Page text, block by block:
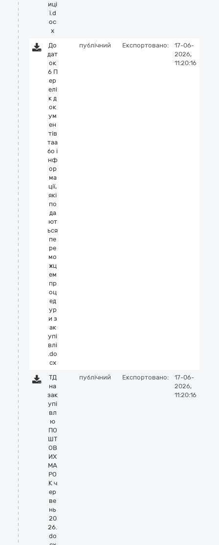
иці
ї.d
oc
x
До
дат
ок
6 П
ер
елі
к д
ок
ум
ен
тів
таа
бо і
нф
ор
ма
ції,
які
по
да
ют
ься
пе
ре
мо
жц
ем
пр
оц
ед
ур
и з
ак
упі
влі
.do
cx
публічний Експортовано:
17-06-
2026,
11:20:16
ТД
на
зак
упі
вл
ю
ПО
ШТ
ОВ
ИХ
МА
РО
К ч
ер
ве
нь
20
26.
do
публічний Експортовано:
17-06-
2026,
11:20:16